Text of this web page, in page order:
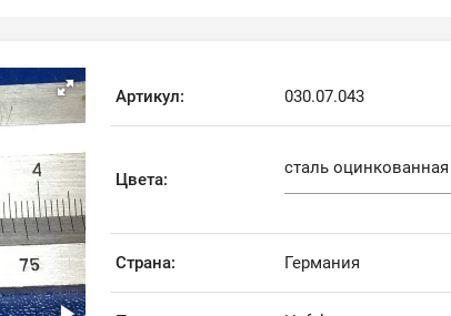
Артикул: 030.07.043
Цвета:
Страна: Германия